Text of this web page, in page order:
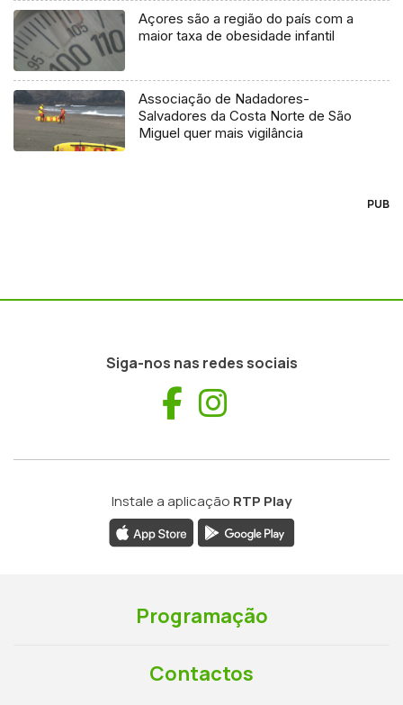
Açores são a região do país com a
maior taxa de obesidade infantil
Associação de Nadadores-
Salvadores da Costa Norte de São
Miguel quer mais vigilância
PUB
Siga-nos nas redes sociais
Facebook
Instale a aplicação RTP Play
Programação
Contactos